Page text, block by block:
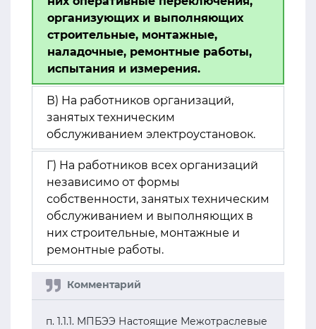
организующих и выполняющих
строительные, монтажные,
наладочные, ремонтные работы,
испытания и измерения.
В) На работников организаций,
занятых техническим
обслуживанием электроустановок.
Г) На работников всех организаций
независимо от формы
собственности, занятых техническим
обслуживанием и выполняющих в
них строительные, монтажные и
ремонтные работы.
п. 1.1.1. МПБЭЭ Настоящие Межотраслевые